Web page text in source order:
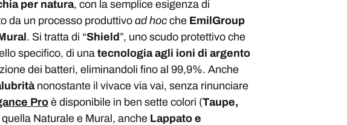
per natura, con la semplice esigenza di
da un processo produttivo ad hoc che EmilGroup
. Si tratta di “Shield ”, uno scudo protettivo che
specifico, di unatecnologia agli ioni di argento
dei batteri, eliminandoli fino al 99,9%. Anche
nonostante il vivace via vai, senza rinunciare
Pro è disponibile in ben sette colori (Taupe,
Naturale e Mural, anche Lappato e